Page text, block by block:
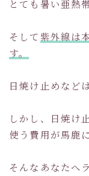
とても暑い亜熱
そして紫外線は
す。
日焼け止めなど
しかし、日焼け
使う費用が馬鹿
そんなあなたへ